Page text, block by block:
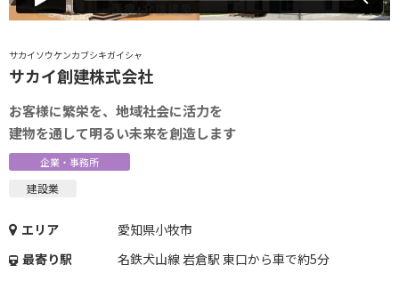
サカイソウケンカブシキガイシャ
サカイ創建株式会社
お客様に繁栄を、地域社会に活力を
建物を通して明るい未来を創造します
企業・事務所
建設業
エリア
愛知県小牧市
最寄り駅
名鉄犬山線 岩倉駅 東口から車で約5分